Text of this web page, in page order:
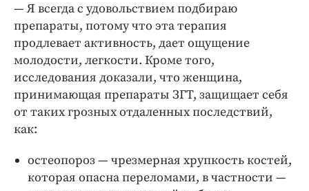
— Я всегда с удовольствием подбираю
препараты, потому что эта терапия
продлевает активность, дает ощущение
молодости, легкости. Кроме того,
исследования доказали, что женщина,
принимающая препараты ЗГТ, защищает себя
от таких грозных отдаленных последствий,
как:
остеопороз — чрезмерная хрупкость костей,
которая опасна переломами, в частности —